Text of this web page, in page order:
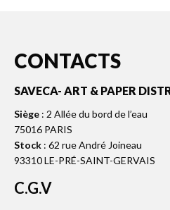
CONTACTS
SAVECA- ART & PAPER
Siège : 2 Allée du bord de l’eau
75016 PARIS
Stock : 62 rue André Joineau
93310 LE-PRÉ-SAINT-GERVAIS
C.G.V